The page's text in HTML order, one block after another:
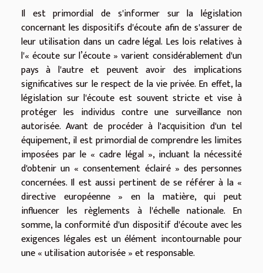
Il est primordial de s'informer sur la législation
concernant les dispositifs d'écoute afin de s'assurer de
leur utilisation dans un cadre légal. Les lois relatives à
l'« écoute sur l’écoute » varient considérablement d'un
pays à l'autre et peuvent avoir des implications
significatives sur le respect de la vie privée. En effet, la
législation sur l'écoute est souvent stricte et vise à
protéger les individus contre une surveillance non
autorisée. Avant de procéder à l'acquisition d'un tel
équipement, il est primordial de comprendre les limites
imposées par le « cadre légal », incluant la nécessité
d'obtenir un « consentement éclairé » des personnes
concernées. Il est aussi pertinent de se référer à la «
directive européenne » en la matière, qui peut
influencer les règlements à l'échelle nationale. En
somme, la conformité d'un dispositif d'écoute avec les
exigences légales est un élément incontournable pour
une « utilisation autorisée » et responsable.